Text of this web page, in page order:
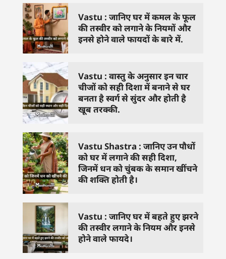
Vastu : जानिए घर में कमल के फूल
की तस्वीर को लगाने के नियमों और
इनसे होने वाले फायदों के बारे में.
Vastu : वास्तु के अनुसार इन चार
चीजों को सही दिशा में बनाने से घर
बनता है स्वर्ग से सुंदर और होती है
खूब तरक्की.
Vastu Shastra : जानिए उन पौधों
को घर में लगाने की सही दिशा,
जिनमें धन को चुंबक के समान खींचने
की शक्ति होती है।
Vastu : जानिए घर में बहते हुए झरने
की तस्वीर लगाने के नियम और इनसे
होने वाले फायदे।